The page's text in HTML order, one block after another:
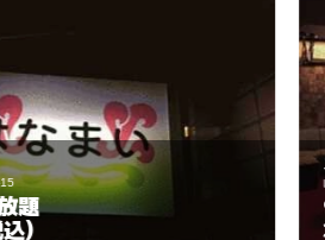
スナック せつこ
山口市駅通り2-13-4
90分